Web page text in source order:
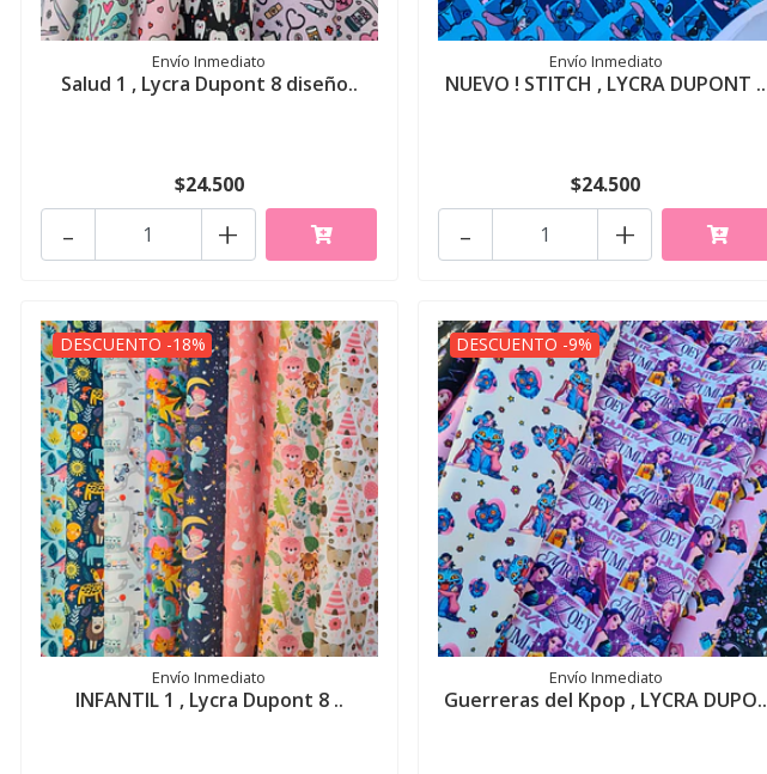
Envío Inmediato
Salud 1 , Lycra Dupont 8 diseño..
$24.500
+
-
Envío Inmediato
NUEVO ! STITCH , LYCRA DUPONT ..
$24.500
+
-
DESCUENTO -18%
Envío Inmediato
INFANTIL 1 , Lycra Dupont 8 ..
DESCUENTO -9%
Envío Inmediato
Guerreras del Kpop , LYCRA DUPO..